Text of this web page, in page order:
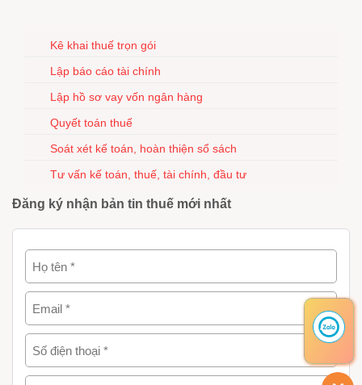
Kê khai thuế trọn gói
Lập báo cáo tài chính
Lập hồ sơ vay vốn ngân hàng
Quyết toán thuế
Soát xét kế toán, hoàn thiện sổ sách
Tư vấn kế toán, thuế, tài chính, đầu tư
Đăng ký nhận bản tin thuế mới nhất